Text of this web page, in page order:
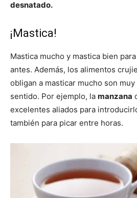
desnatado.
¡Mastica!
Mastica mucho y mastica bien
antes. Además, los alimentos
obligan a masticar mucho son
sentido. Por ejemplo, la manzana
excelentes aliados para
también para picar entre horas.